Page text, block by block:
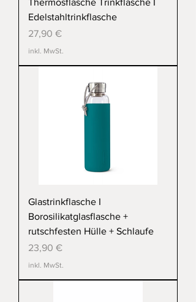
Edelstahltrinkflasche
Preis
27,90 €
inkl. MwSt.
Glastrinkflasche I
Borosilikatglasflasche +
rutschfesten Hülle + Schlaufe
Preis
23,90 €
inkl. MwSt.